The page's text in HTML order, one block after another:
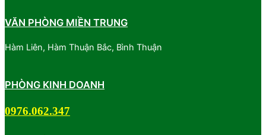
VĂN PHÒNG MIỀN TRUNG
Hàm Liên, Hàm Thuận Bắc, Bình Thuận
PHÒNG KINH DOANH
0976.062.347